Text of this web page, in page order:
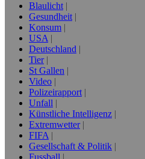
Blaulicht
Gesundheit
Konsum
USA
Deutschland
Tier
St Gallen
Video
Polizeirapport
Unfall
Künstliche Intelligenz
Extremwetter
FIFA
Gesellschaft & Politik
Fussball